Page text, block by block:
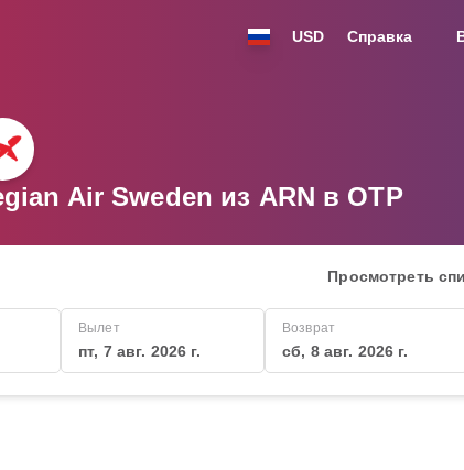
USD Справка
Air Sweden из ARN в OTP
Просмотреть
Вылет
пт, 7 авг. 2026 г.
Возврат
сб, 8 авг. 2026 г.